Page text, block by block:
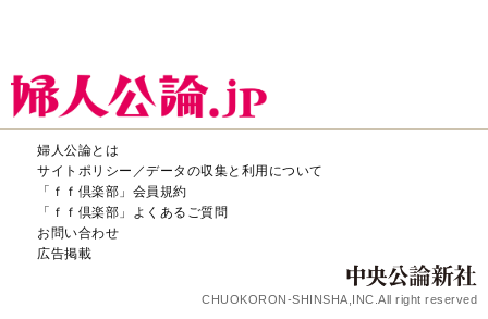
婦人公論とは
サイトポリシー／データの収集と利用について
「ｆｆ倶楽部」会員規約
「ｆｆ倶楽部」よくあるご質問
お問い合わせ
広告掲載
CHUOKORON-SHINSHA,INC.All right reserved